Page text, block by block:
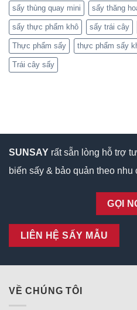
sấy thùng quay mini sấy thăng
sấy thực phẩm khô sấy trái cây
Thực phẩm sấy thực phẩm sấy
Trái cây sấy
SUNSAY rất sẵn lòng hỗ trợ
biến sấy & bảo quản theo nhu
GỌI
LIÊN HỆ SẤY MẪU
VỀ CHÚNG TÔI